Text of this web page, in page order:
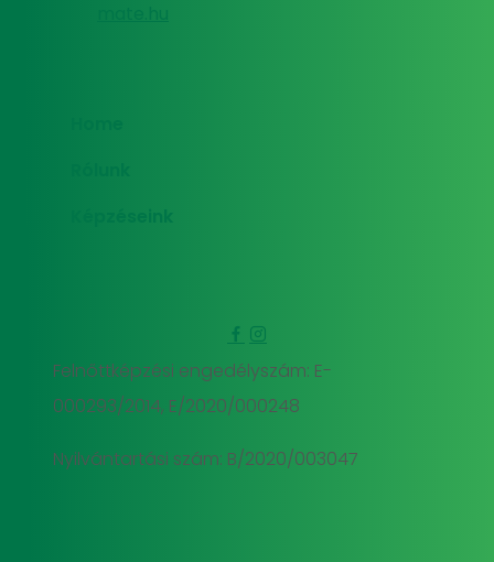
Felnőttképzési engedélyszám: E-
000293/2014, E/2020/000248
Nyilvántartási szám: B/2020/003047